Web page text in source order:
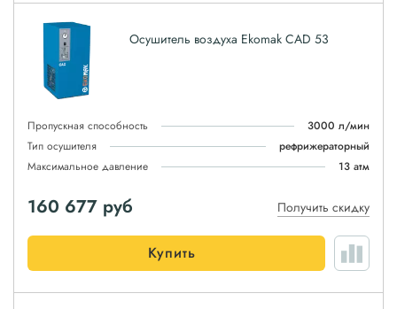
Осушитель воздуха Ekomak CAD 53
Пропускная способность
3000 л/мин
Тип осушителя
рефрижераторный
Максимальное давление
13 атм
160 677 руб Получить скидку
Купить